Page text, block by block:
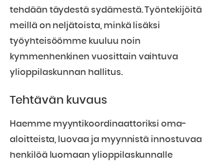
tehdään täydestä sydämestä. Työntekijöitä
meillä on neljätoista, minkä lisäksi
työyhteisöömme kuuluu noin
kymmenhenkinen vuosittain vaihtuva
ylioppilaskunnan hallitus.
Tehtävän kuvaus
Haemme myyntikoordinaattoriksi oma-
aloitteista, luovaa ja myynnistä innostuvaa
henkilöä luomaan ylioppilaskunnalle